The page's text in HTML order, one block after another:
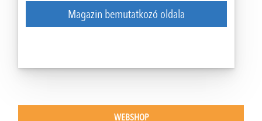
Magazin bemutatkozó oldala
WEBSHOP